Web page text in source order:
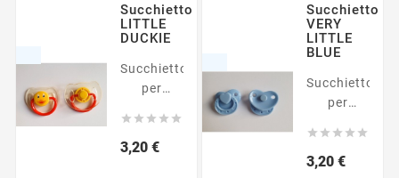
Succhietto
LITTLE
DUCKIE
Succhietto
per
reborn
    
3,20 €Prezzo
Succhietto
VERY
LITTLE
BLUE
Succhietto
per
reborn
    
3,20 €Prezzo